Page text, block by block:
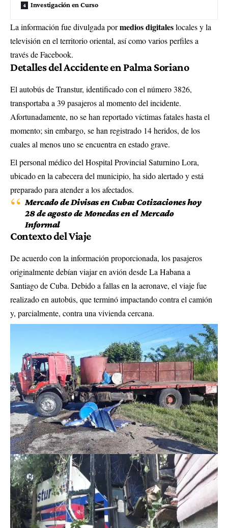
Investigación en Curso
La información fue divulgada pormedios digitaleslocales y la
televisión en el territorio oriental, así como varios perfiles a
través de Facebook.
Detalles del Accidente en Palma Soriano
El autobús de Transtur, identificado con el número 3826,
transportaba a 39 pasajeros al momento del incidente.
Afortunadamente, no se han reportado víctimas fatales hasta el
momento; sin embargo, se han registrado 14 heridos, de los
cuales al menos uno se encuentra en estado grave.
El personal médico del Hospital Provincial Saturnino Lora,
ubicado en la cabecera del municipio, ha sido alertado y está
preparado para atender a los afectados.
Mercado de Divisas en Cuba: Cotizaciones hoy
28 de agosto de Monedas en el Mercado
Informal
Contexto del Viaje
De acuerdo con la información proporcionada, los pasajeros
originalmente debían viajar en avión desde La Habana a
Santiago de Cuba. Debido a fallas en la aeronave, el viaje fue
realizado en autobús, que terminó impactando contra el camión
y, parcialmente, contra una vivienda cercana.